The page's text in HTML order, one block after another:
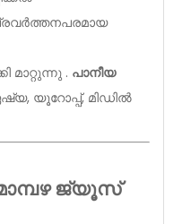
. പാനീയ
യൂറോപ്പ്, മിഡിൽ
ജ്യൂസ്